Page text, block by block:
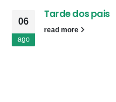
06
ago
Tarde dos pais
read more